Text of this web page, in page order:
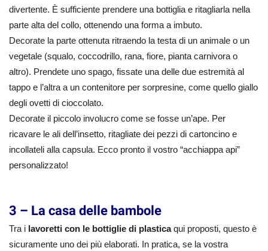
divertente. È sufficiente prendere una bottiglia e ritagliarla nella
parte alta del collo, ottenendo una forma a imbuto.
Decorate la parte ottenuta ritraendo la testa di un animale o un
vegetale (squalo, coccodrillo, rana, fiore, pianta carnivora o
altro). Prendete uno spago, fissate una delle due estremità al
tappo e l’altra a un contenitore per sorpresine, come quello giallo
degli ovetti di cioccolato.
Decorate il piccolo involucro come se fosse un’ape. Per
ricavare le ali dell’insetto, ritagliate dei pezzi di cartoncino e
incollateli alla capsula. Ecco pronto il vostro “acchiappa api”
personalizzato!
3 – La casa delle bambole
Tra i lavoretti con le bottiglie di plasticaqui proposti, questo è
sicuramente uno dei più elaborati. In pratica, se la vostra